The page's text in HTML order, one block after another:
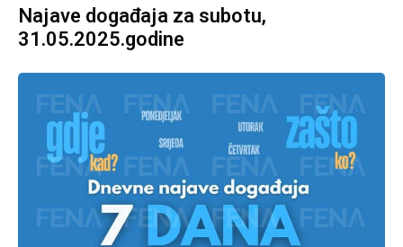
Najave događaja za subotu,
31.05.2025.godine